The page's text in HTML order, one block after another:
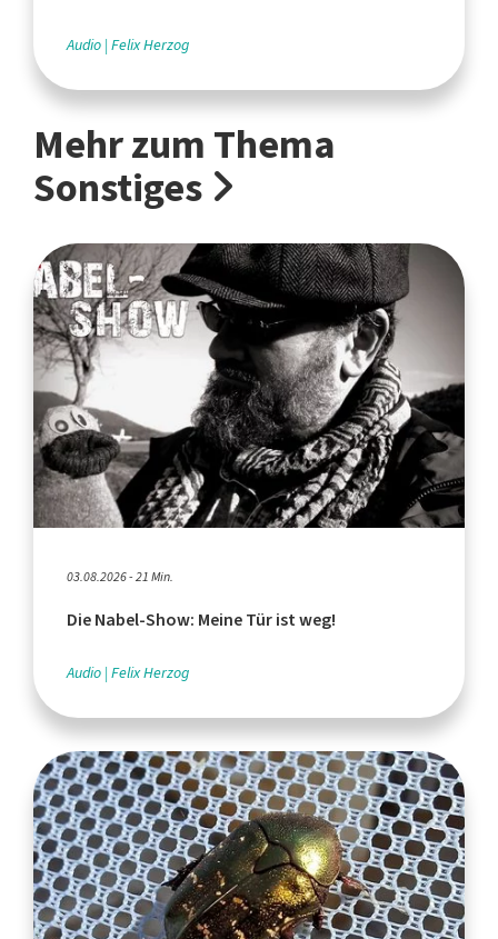
Audio Felix Herzog
Mehr zum Thema
Sonstiges
03.08.2026 - 21 Min.
Die Nabel-Show: Meine Tür ist weg!
Audio Felix Herzog